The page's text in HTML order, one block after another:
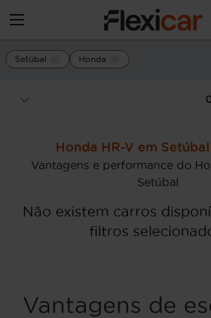
Setúbal Honda
Honda HR-V em
Vantagens e performance do
Setúbal
Não existem carros
filtros
Vantagens de